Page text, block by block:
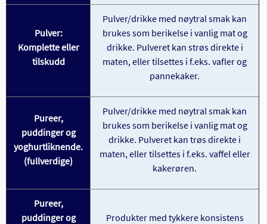
Pulver:
Komplette eller
tilskudd
Pulver/drikke med nøytral smak kan
brukes som berikelse i vanlig mat og
drikke. Pulveret kan strøs direkte i
maten, eller tilsettes i f.eks. vafler og
pannekaker.
Pureer,
puddinger og
yoghurtliknende.
(fullverdige)
Pulver/drikke med nøytral smak kan
brukes som berikelse i vanlig mat og
drikke. Pulveret kan trøs direkte i
maten, eller tilsettes i f.eks. vaffel eller
kakerøren.
Pureer,
puddinger og
Produkter med tykkere konsistens